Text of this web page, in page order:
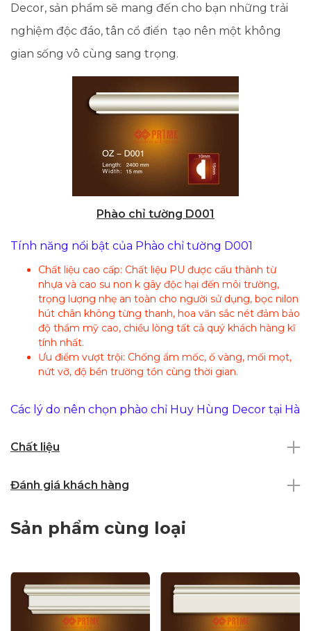
Decor, sản phẩm sẽ mang đến cho bạn những trải
nghiệm độc đáo, tân cổ điển tạo nên một không
gian sống vô cùng sang trọng.
Phào chỉ tường D001
Tính năng nổi bật của Phào chỉ tường D001
Chất liệu cao cấp: Chất liệu PU được cấu thành từ
nhựa và cao su non k gây độc hại đến môi trường,
trọng lượng nhẹ an toàn cho người sử dụng, bọc nilon
hút chân không từng thanh, hoa văn sắc nét đảm bảo
độ thẩm mỹ cao, chiều lòng tất cả quý khách hàng kĩ
tính nhất.
Ưu điểm vượt trội: Chống ẩm mốc, ố vàng, mối mọt,
nứt vỡ, độ bền trường tồn cùng thời gian.
Các lý do nên chọn phào chỉ Huy Hùng Decor tại Hà
Nội
kết cung cấp sản phẩm chất lượng nhất đến cho
khách hàng của mình
mang đến cho quý khách hàng giá thành tốt nhất
trên thị trường hiện nay
hơn 10 năm kinh nghiệm trong nghề, chúng tôi sẽ
luôn có những giải pháp tối ưu, đem lại sản phẩm nội
thất thẩm mỹ nhất đáp ứng nhu cầu của khách hàng.
Bảo hành: 24 tháng.
Chất liệu
Đánh giá khách hàng
Sản phẩm cùng loại